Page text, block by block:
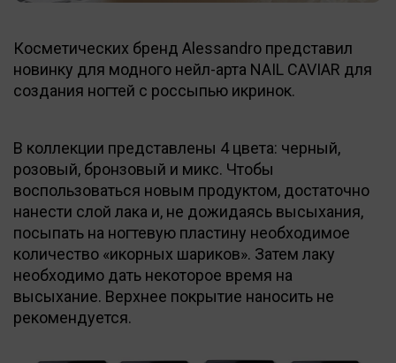
Косметических бренд Alessandro представил
новинку для модного нейл-арта NAIL CAVIAR для
создания ногтей с россыпью икринок.
В коллекции представлены 4 цвета: черный,
розовый, бронзовый и микс. Чтобы
воспользоваться новым продуктом, достаточно
нанести слой лака и, не дожидаясь высыхания,
посыпать на ногтевую пластину необходимое
количество «икорных шариков». Затем лаку
необходимо дать некоторое время на
высыхание. Верхнее покрытие наносить не
рекомендуется.